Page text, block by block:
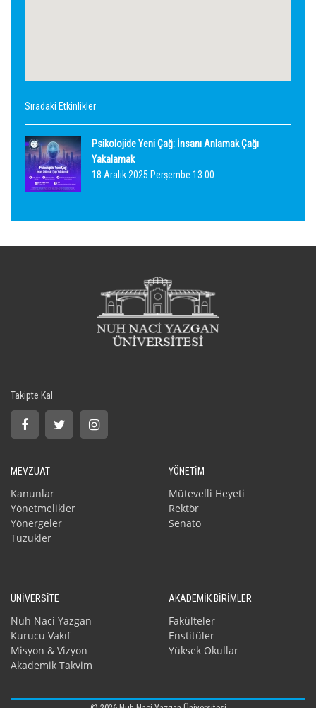
Sıradaki Etkinlikler
Psikolojide Yeni Çağ: İnsanı Anlamak Çağı
Yakalamak
18 Aralık 2025 Perşembe 13:00
Takipte Kal
MEVZUAT
Kanunlar
Yönetmelikler
Yönergeler
Tüzükler
YÖNETİM
Mütevelli Heyeti
Rektör
Senato
ÜNİVERSİTE
Nuh Naci Yazgan
Kurucu Vakıf
Misyon & Vizyon
Akademik Takvim
AKADEMİK BİRİMLER
Fakülteler
Enstitüler
Yüksek Okullar